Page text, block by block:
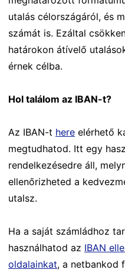
utalás célországáról, és
számát is. Ezáltal
határokon átívelő
érnek célba.
Hol találom az IBAN-t?
Az IBAN-t here elérhető
megtudhatod. Itt egy
rendelkezésedre áll,
ellenőrizheted a
utalsz.
Ha a saját számládhoz
használhatod az IBAN
oldalainkat, a netbankod